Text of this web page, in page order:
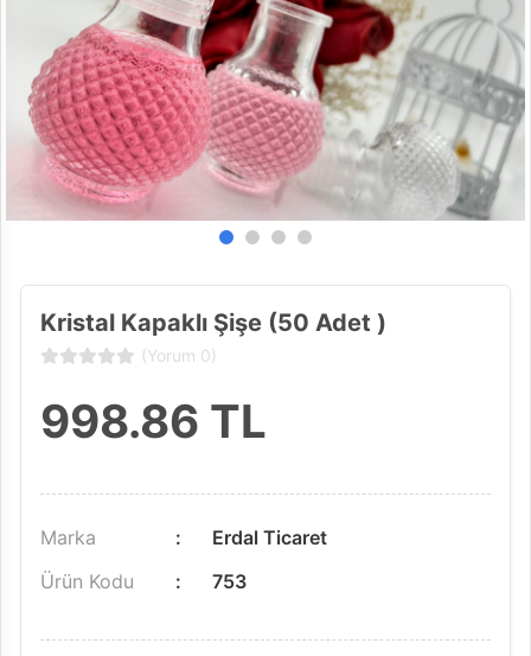
Kristal Kapaklı Şişe (50 Adet )
(Yorum 0)
998.86 TL
Marka
Erdal Ticaret
Ürün Kodu
753